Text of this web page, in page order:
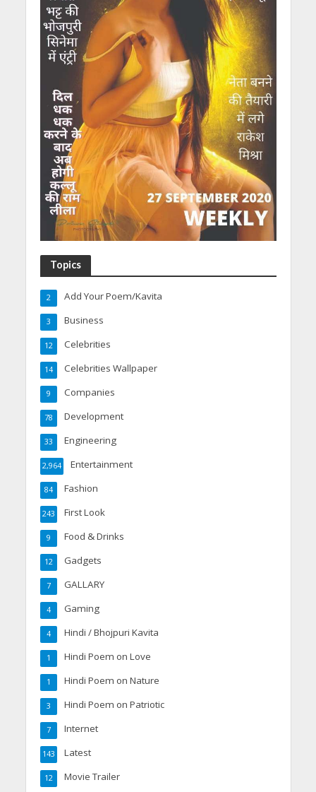
Topics
Add Your Poem/Kavita
2
Business
3
Celebrities
12
Celebrities Wallpaper
14
Companies
9
Development
78
Engineering
33
Entertainment
2,964
Fashion
84
First Look
243
Food & Drinks
9
Gadgets
12
GALLARY
7
Gaming
4
Hindi / Bhojpuri Kavita
4
Hindi Poem on Love
1
Hindi Poem on Nature
1
Hindi Poem on Patriotic
3
Internet
7
Latest
143
Movie Trailer
12